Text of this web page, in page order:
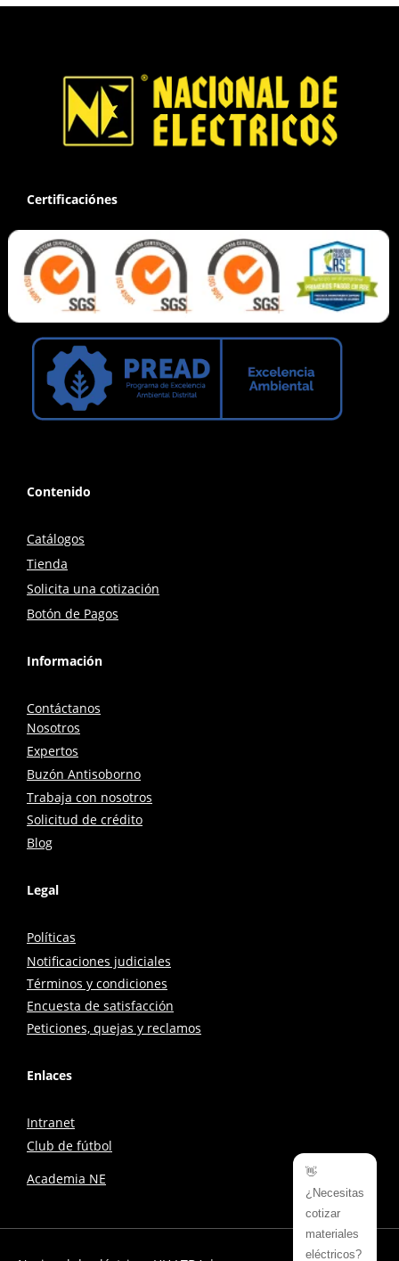
Certificaciónes
Contenido
Catálogos
Tienda
Solicita una cotización
Botón de Pagos
Información
Contáctanos
Nosotros
Expertos
Buzón Antisoborno
Trabaja con nosotros
Solicitud de crédito
Blog
Legal
Políticas
Notificaciones judiciales
Términos y condiciones
Encuesta de satisfacción
Peticiones, quejas y reclamos
Enlaces
Intranet
Club de fútbol
Academia NE
👋
¿Necesitas
cotizar
materiales
eléctricos?